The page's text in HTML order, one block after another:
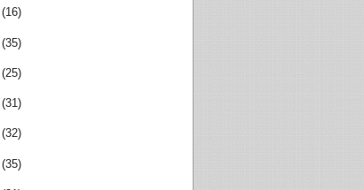
(16)
(35)
(25)
(31)
(32)
(35)